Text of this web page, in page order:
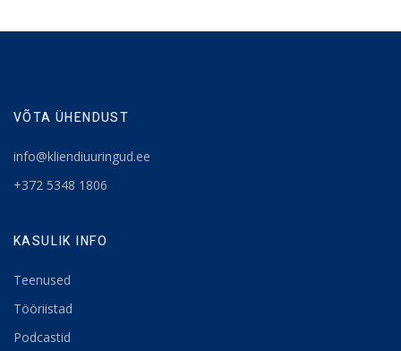
VÕTA ÜHENDUST
info@kliendiuuringud.ee
+372 5348 1806
KASULIK INFO
Teenused
Tööriistad
Podcastid